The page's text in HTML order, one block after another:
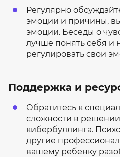
Регулярно
эмоции и причины,
эмоции. Беседы о
лучше понять себя и
регулировать свои
Поддержка и
Обратитесь к
сложности в
кибербуллинга.
другие
вашему ребенку